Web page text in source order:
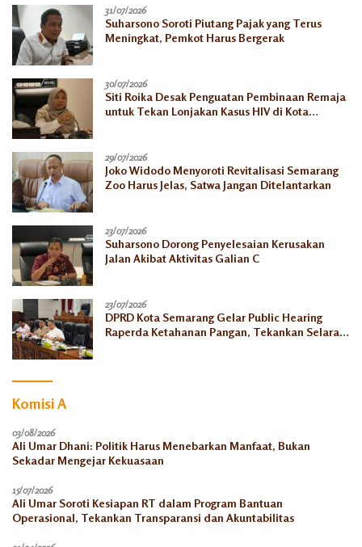
31/07/2026
Suharsono Soroti Piutang Pajak yang Terus
Meningkat, Pemkot Harus Bergerak
30/07/2026
Siti Roika Desak Penguatan Pembinaan Remaja
untuk Tekan Lonjakan Kasus HIV di Kota
29/07/2026
Joko Widodo Menyoroti Revitalisasi Semarang
Zoo Harus Jelas, Satwa Jangan Ditelantarkan
23/07/2026
Suharsono Dorong Penyelesaian Kerusakan
Jalan Akibat Aktivitas Galian C
23/07/2026
DPRD Kota Semarang Gelar Public Hearing
Raperda Ketahanan Pangan, Tekankan Selaras
Komisi A
03/08/2026
Ali Umar Dhani: Politik Harus Menebarkan Manfaat, Bukan
Sekadar Mengejar Kekuasaan
15/07/2026
Ali Umar Soroti Kesiapan RT dalam Program Bantuan
Operasional, Tekankan Transparansi dan Akuntabilitas